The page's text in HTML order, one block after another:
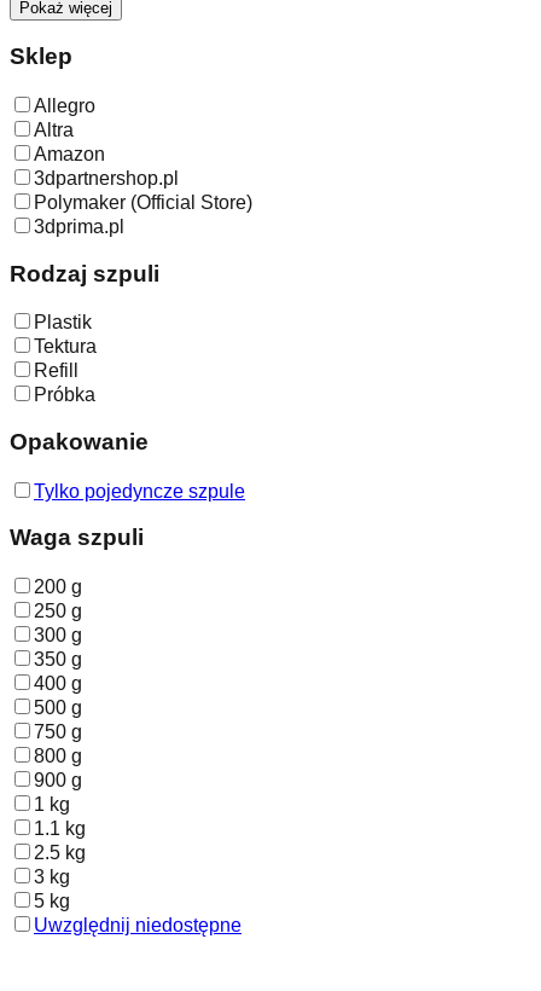
Pokaż więcej
Sklep
Allegro
Altra
Amazon
3dpartnershop.pl
Polymaker (Official Store)
3dprima.pl
Rodzaj szpuli
Plastik
Tektura
Refill
Próbka
Opakowanie
Tylko pojedyncze szpule
Waga szpuli
200 g
250 g
300 g
350 g
400 g
500 g
750 g
800 g
900 g
1 kg
1.1 kg
2.5 kg
3 kg
5 kg
Uwzględnij niedostępne